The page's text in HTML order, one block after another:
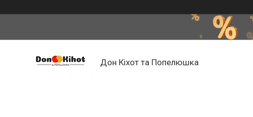
Дон Кіхот та Попелюшка